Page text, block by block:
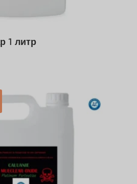
1 литр
$1,300.00